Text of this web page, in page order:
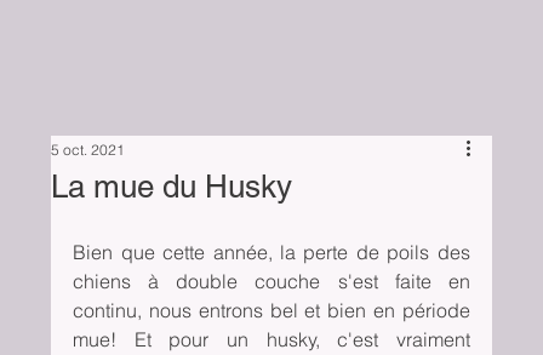
La mue du Husky
5 oct. 2021
Bien que cette année, la perte de poils des
chiens à double couche s'est faite en
continu, nous entrons bel et bien en période
mue! Et pour un husky, c'est vraiment